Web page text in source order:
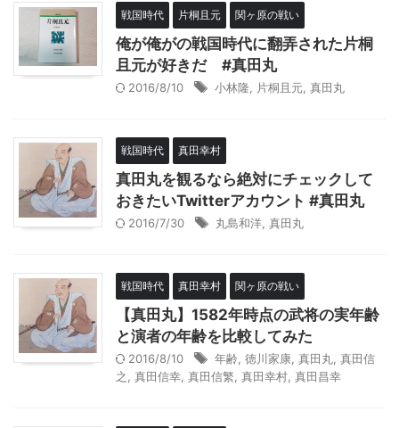
戦国時代 片桐且元 関ヶ原の戦い
俺が俺がの戦国時代に翻弄された片桐
且元が好きだ #真田丸
2016/8/10 小林隆 片桐且元 真田丸
戦国時代 真田幸村
真田丸を観るなら絶対にチェックして
おきたいTwitterアカウント #真田丸
2016/7/30 丸島和洋 真田丸
戦国時代 真田幸村 関ヶ原の戦い
【真田丸】1582年時点の武将の実年齢
と演者の年齢を比較してみた
2016/8/10 年齢 徳川家康 真田丸 真田信
之
真田信幸 真田信繁 真田幸村 真田昌幸